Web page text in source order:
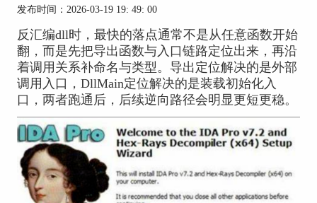
发布时间：2026-03-19 19: 49: 00
反汇编dll时，最快的落点通常不是从任意函数开始
翻，而是先把导出函数与入口链路定位出来，再沿
着调用关系补命名与类型。导出定位解决的是外部
调用入口，DllMain定位解决的是装载初始化入
口，两者跑通后，后续逆向路径会明显更短更稳。